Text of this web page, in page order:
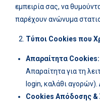
εμπειρία σας, να
παρέχουν ανώνυμα
Τύποι Cookies που
Απαραίτητα Cookies:
Απαραίτητα για τη
login, καλάθι αγορών).
Cookies Απόδοσης &